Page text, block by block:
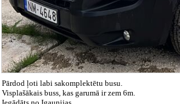
Pārdod ļoti labi sakomplektētu busu.
Visplašākais buss, kas garumā ir zem 6m.